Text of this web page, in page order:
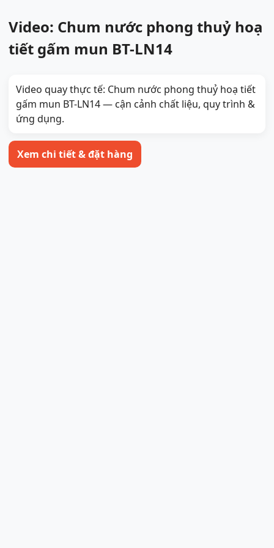
Video: Chum nước phong thuỷ hoạ
tiết gấm mun BT-LN14
Video quay thực tế: Chum nước phong thuỷ hoạ tiết
gấm mun BT-LN14 — cận cảnh chất liệu, quy trình &
ứng dụng.
Xem chi tiết & đặt hàng